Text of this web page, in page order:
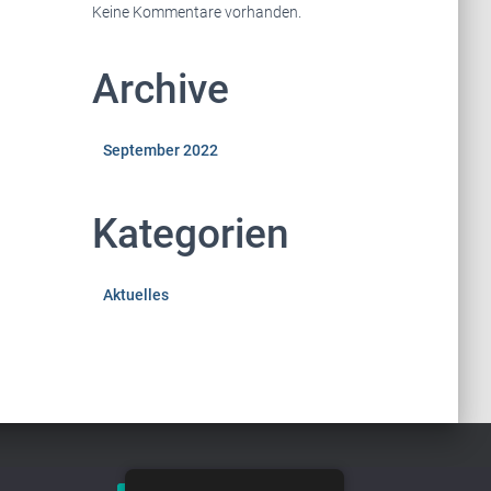
Keine Kommentare vorhanden.
Archive
September 2022
Kategorien
Aktuelles